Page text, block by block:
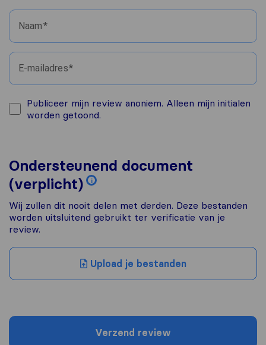
Naam
E-mailadres
Publiceer mijn review anoniem. Alleen mijn initialen
worden getoond.
Ondersteunend document
(verplicht)
i
Wij zullen dit nooit delen met derden. Deze bestanden
worden uitsluitend gebruikt ter verificatie van je
review.
Upload je bestanden
Verzend review